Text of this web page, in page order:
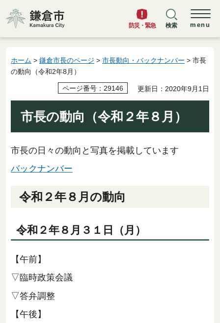
鎌倉市
防災・緊急 検索 menu
ホーム > 鎌倉市長のページ > 市長動向・バックナンバー > 市長
の動向（令和2年8月）
ページ番号：29146 更新日：2020年9月1日
市長の動向（令和２年８月）
市長の日々の動向と写真を掲載しています
バックナンバー
令和２年８月の動向
令和２年８月３１日（月）
【午前】
▽臨時政策会議
▽答弁調整
【午後】